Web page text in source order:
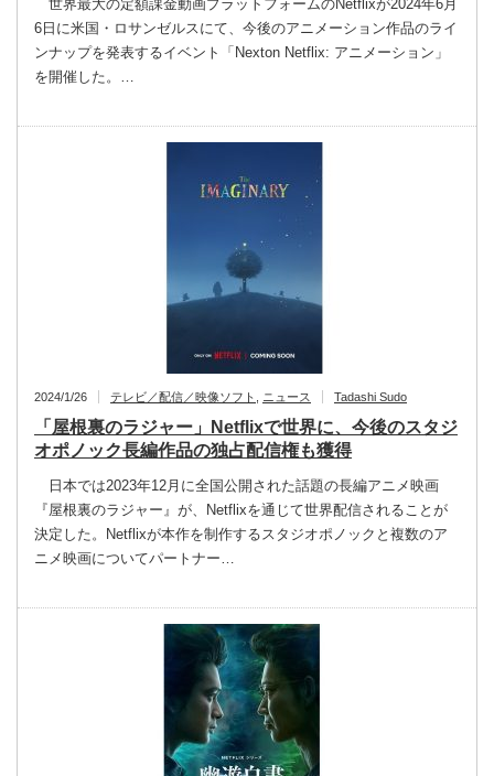
世界最大の定額課金動画プラットフォームのNetflixが2024年6月
6日に米国・ロサンゼルスにて、今後のアニメーション作品のライ
ンナップを発表するイベント「Nexton Netflix: アニメーション」
を開催した。…
2024/1/26 テレビ／配信／映像ソフト ニュース Tadashi Sudo
「屋根裏のラジャー」Netflixで世界に、今後のスタジ
オポノック長編作品の独占配信権も獲得
日本では2023年12月に全国公開された話題の長編アニメ映画
『屋根裏のラジャー』が、Netflixを通じて世界配信されることが
決定した。Netflixが本作を制作するスタジオポノックと複数のア
ニメ映画についてパートナー…